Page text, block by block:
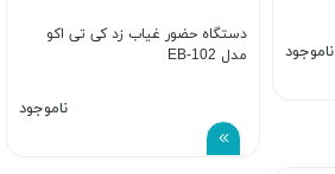
ناموجود
دستگاه حضور غیاب زد کی تی اکو
مدل EB-102
ناموجود